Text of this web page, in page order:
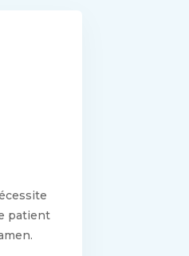
patient